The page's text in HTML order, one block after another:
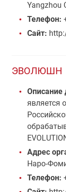
Yangzhou
Телефон:
Сайт:
ЭВОЛЮШН
Описание
является
Адрес
Наро-
Телефон: